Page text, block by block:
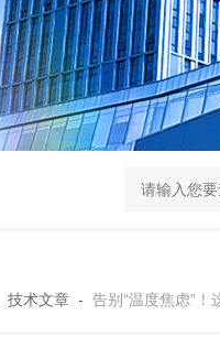
36AWG磷青铜
技术文章 - 告别“温度焦虑”